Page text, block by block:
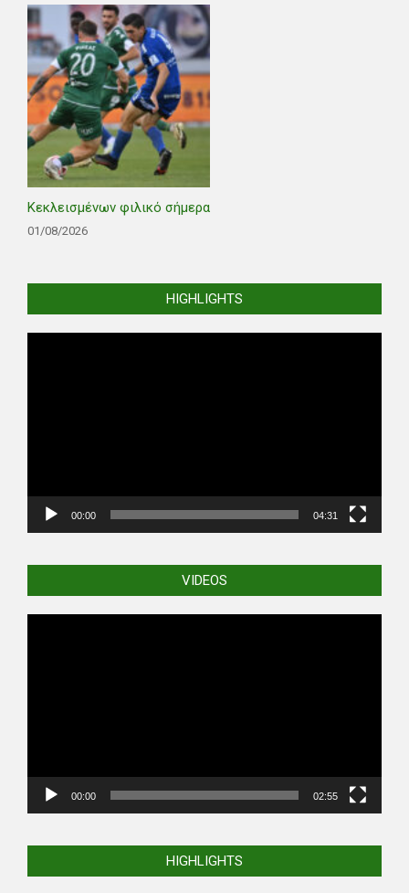
Κεκλεισμένων φιλικό σήμερα
01/08/2026
HIGHLIGHTS
00:00 04:31
VIDEOS
00:00 02:55
HIGHLIGHTS